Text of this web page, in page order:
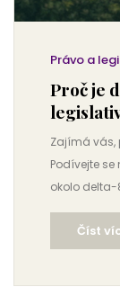
Právo a
Proč je
Zajímá vás,
Podívejte
okolo delta-
Číst